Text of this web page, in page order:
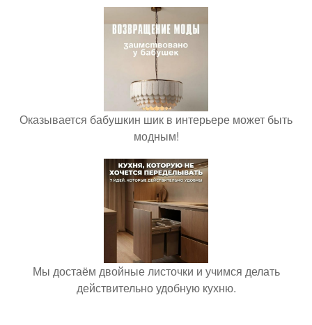
Оказывается бабушкин шик в интерьере может быть
модным!
Мы достаём двойные листочки и учимся делать
действительно удобную кухню.